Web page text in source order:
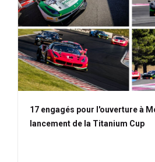
17 engagés pour l'ouverture à
lancement de la Titanium Cup